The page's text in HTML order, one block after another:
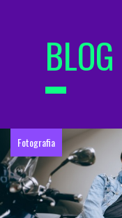
BLOG
Fotografia